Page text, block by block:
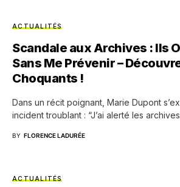
ACTUALITÉS
Scandale aux Archives : Ils
Sans Me Prévenir –
Choquants !
Dans un récit poignant, Marie Dupont
incident troublant : “J’ai alerté les
BY FLORENCE LADURÉE
ACTUALITÉS